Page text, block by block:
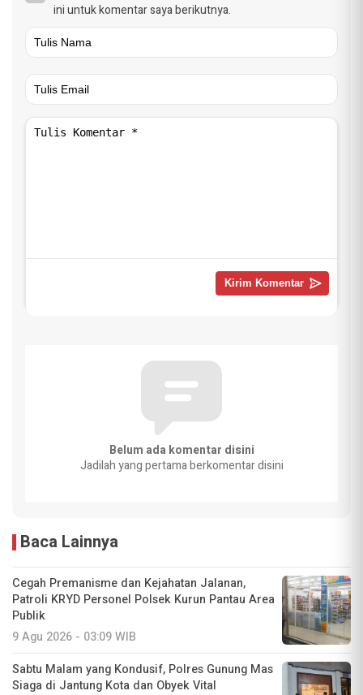
ini untuk komentar saya berikutnya.
Belum ada komentar disini
Jadilah yang pertama berkomentar disini
Baca Lainnya
Cegah Premanisme dan Kejahatan Jalanan,
Patroli KRYD Personel Polsek Kurun Pantau Area
Publik
9 Agu 2026 - 03:09 WIB
Sabtu Malam yang Kondusif, Polres Gunung Mas
Siaga di Jantung Kota dan Obyek Vital